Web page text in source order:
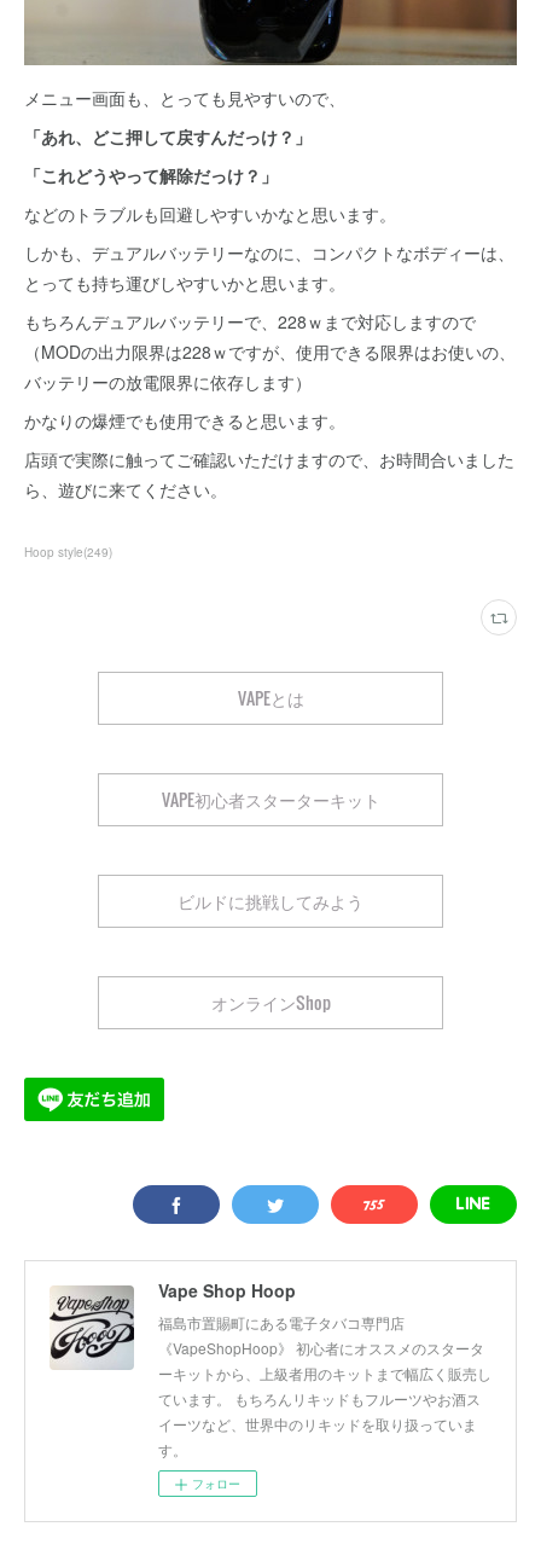
メニュー画面も、とっても見やすいので、
「あれ、どこ押して戻すんだっけ？」
「これどうやって解除だっけ？」
などのトラブルも回避しやすいかなと思います。
しかも、デュアルバッテリーなのに、コンパクトなボディーは、
とっても持ち運びしやすいかと思います。
もちろんデュアルバッテリーで、228ｗまで対応しますので
（MODの出力限界は228ｗですが、使用できる限界はお使いの、
バッテリーの放電限界に依存します）
かなりの爆煙でも使用できると思います。
店頭で実際に触ってご確認いただけますので、お時間合いました
ら、遊びに来てください。
Hoop style(249)
VAPEとは
VAPE初心者スターターキット
ビルドに挑戦してみよう
オンラインShop
Vape Shop Hoop
福島市置賜町にある電子タバコ専門店
《VapeShopHoop》 初心者にオススメのスタータ
ーキットから、上級者用のキットまで幅広く販売し
ています。 もちろんリキッドもフルーツやお酒ス
イーツなど、世界中のリキッドを取り扱っていま
す。
フォロー